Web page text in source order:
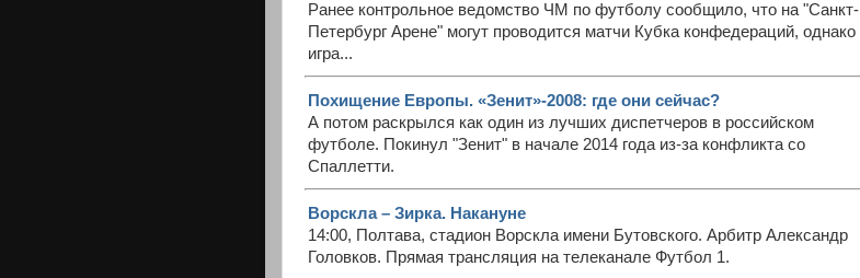
Ранее контрольное ведомство ЧМ по футболу сообщило, что на "Санкт-
Петербург Арене" могут проводится матчи Кубка конфедераций, однако
игра...
Похищение Европы. «Зенит»-2008: где они сейчас?
А потом раскрылся как один из лучших диспетчеров в российском
футболе. Покинул "Зенит" в начале 2014 года из-за конфликта со
Спаллетти.
Ворскла – Зирка. Накануне
14:00, Полтава, стадион Ворскла имени Бутовского. Арбитр Александр
Головков. Прямая трансляция на телеканале Футбол 1.